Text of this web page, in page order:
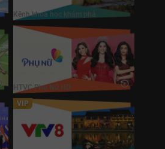
Kênh khoa học khám phá
HTVC Phụ Nữ HD
HTVC Phụ Nữ HD
VIP